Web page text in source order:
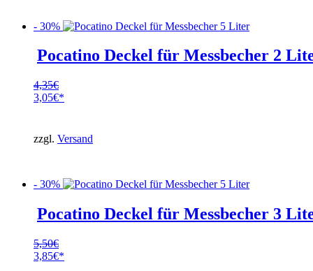
- 30%
Pocatino Deckel für Messbecher 2
4,35€
Ursprünglicher
4,35€
3,05€
ist:
3,05€.
zzgl. Versand
- 30%
Pocatino Deckel für Messbecher 3
5,50€
Ursprünglicher
3,85€